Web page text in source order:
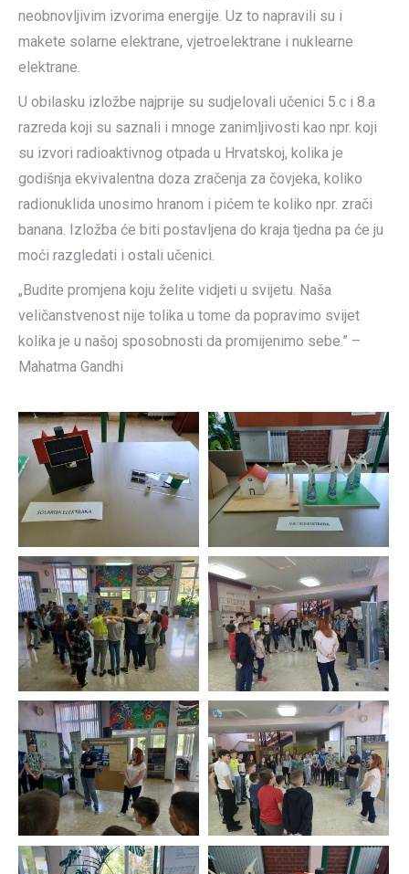
neobnovljivim izvorima energije. Uz to napravili su i
makete solarne elektrane, vjetroelektrane i nuklearne
elektrane.
U obilasku izložbe najprije su sudjelovali učenici 5.c i 8.a
razreda koji su saznali i mnoge zanimljivosti kao npr. koji
su izvori radioaktivnog otpada u Hrvatskoj, kolika je
godišnja ekvivalentna doza zračenja za čovjeka, koliko
radionuklida unosimo hranom i pićem te koliko npr. zrači
banana. Izložba će biti postavljena do kraja tjedna pa će ju
moći razgledati i ostali učenici.
„Budite promjena koju želite vidjeti u svijetu. Naša
veličanstvenost nije tolika u tome da popravimo svijet
kolika je u našoj sposobnosti da promijenimo sebe.” –
Mahatma Gandhi